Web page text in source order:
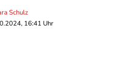
Schulz
16:41 Uhr